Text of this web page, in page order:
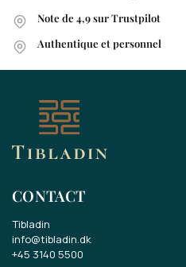
Note de 4,9 sur Trustpilot
Authentique et personnel
CONTACT
Tibladin
info@tibladin.dk
+45 3140 5500